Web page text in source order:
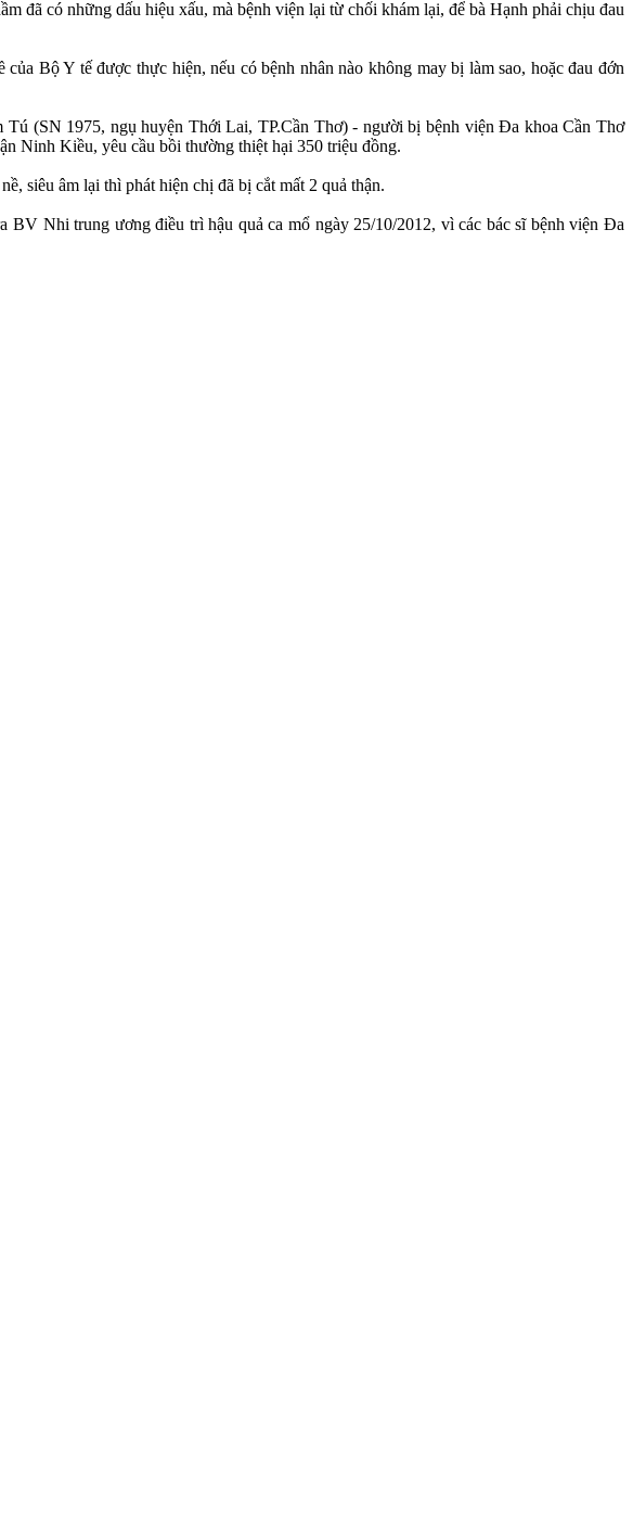
đã có những dấu hiệu xấu, mà bệnh viện lại từ chối khám lại, để bà Hạnh phải chịu đau
Bộ Y tế được thực hiện, nếu có bệnh nhân nào không may bị làm sao, hoặc đau đớn
(SN 1975, ngụ huyện Thới Lai, TP.Cần Thơ) - người bị bệnh viện Đa khoa Cần Thơ
Ninh Kiều, yêu cầu bồi thường thiệt hại 350 triệu đồng.
siêu âm lại thì phát hiện chị đã bị cắt mất 2 quả thận.
Nhi trung ương điều trì hậu quả ca mổ ngày 25/10/2012, vì các bác sĩ bệnh viện Đa